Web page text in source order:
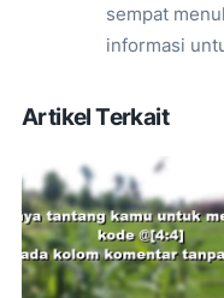
sempat
informasi
Artikel Terkait